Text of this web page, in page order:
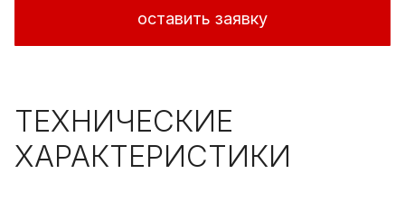
оставить заявку
ТЕХНИЧЕСКИЕ
ХАРАКТЕРИСТИКИ